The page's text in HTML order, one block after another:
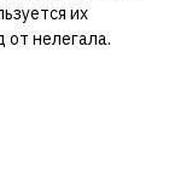
их
от нелегала.